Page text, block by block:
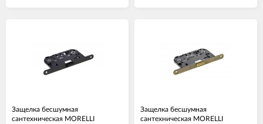
Защелка бесшумная
сантехническая MORELLI
Защелка бесшумная
сантехническая MORELLI